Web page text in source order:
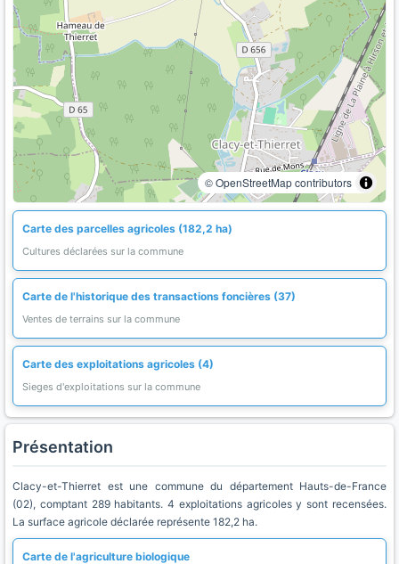
© OpenStreetMap contributors
Carte des parcelles agricoles (182,2 ha)
Cultures déclarées sur la commune
Carte de l'historique des transactions foncières (37)
Ventes de terrains sur la commune
Carte des exploitations agricoles (4)
Sieges d'exploitations sur la commune
Présentation
Clacy-et-Thierret est une commune du département Hauts-de-France
(02), comptant 289 habitants. 4 exploitations agricoles y sont recensées.
La surface agricole déclarée représente 182,2 ha.
Carte de l'agriculture biologique